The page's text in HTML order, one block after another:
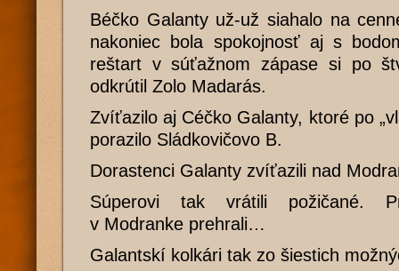
Béčko Galanty už-už siahalo na
nakoniec bola spokojnosť aj s
reštart v súťažnom zápase si po
odkrútil Zolo Madarás.
Zvíťazilo aj Céčko Galanty, ktoré po
porazilo Sládkovičovo B.
Dorastenci Galanty zvíťazili nad
Súperovi tak vrátili požičané.
v Modranke prehrali…
Galantskí kolkári tak zo šiestich